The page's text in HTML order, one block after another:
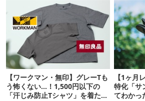
【ワークマン・無印】グレーTも
う怖くない…！1,500円以下の
「汗じみ防止Tシャツ」を着たら
【1ヶ月
特化「サ
てわかっ